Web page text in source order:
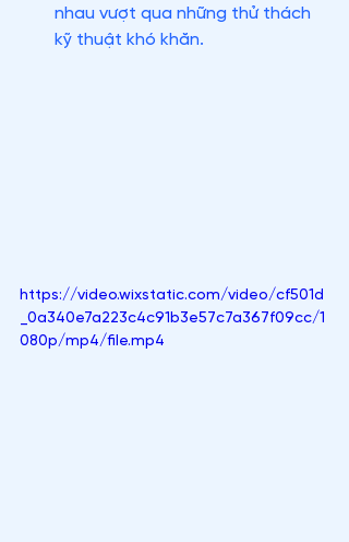
nhau vượt qua những thử thách
kỹ thuật khó khăn.
https://video.wixstatic.com/video/cf501d
_0a340e7a223c4c91b3e57c7a367f09cc/1
080p/mp4/file.mp4